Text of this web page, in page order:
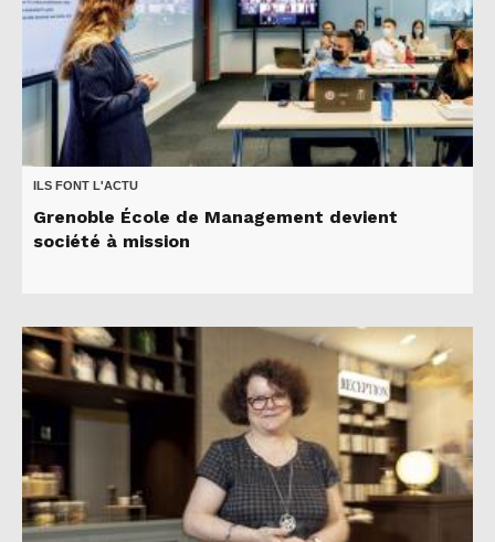
ILS FONT L'ACTU
Grenoble École de Management devient
société à mission